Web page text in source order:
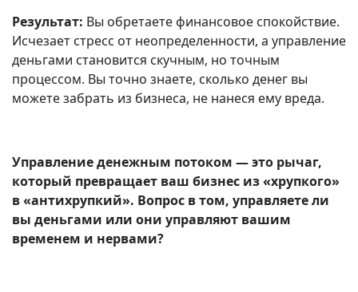
Результат: Вы обретаете финансовое спокойствие.
Исчезает стресс от неопределенности, а управление
деньгами становится скучным, но точным
процессом. Вы точно знаете, сколько денег вы
можете забрать из бизнеса, не нанеся ему вреда.
Управление денежным потоком — это рычаг,
который превращает ваш бизнес из «хрупкого»
в «антихрупкий». Вопрос в том, управляете ли
вы деньгами или они управляют вашим
временем и нервами?